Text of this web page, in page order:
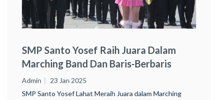
SMP Santo Yosef Raih Juara Dalam
Marching Band Dan Baris-Berbaris
Admin
23 Jan 2025
SMP Santo Yosef Lahat Meraih Juara dalam Marching